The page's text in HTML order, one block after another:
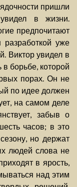
пришли
в жизни.
предпочитают
разработкой уже
Виктор увидел в
борьбе, которой
порах. Он не
по идее должен
на самом деле
забыв о
часов; в это
но держат
людей слова не
в ярость,
над этим